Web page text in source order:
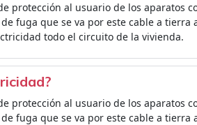
protección al usuario de los aparatos
fuga que se va por este cable a tierra
todo el circuito de la vivienda.
protección al usuario de los aparatos
fuga que se va por este cable a tierra